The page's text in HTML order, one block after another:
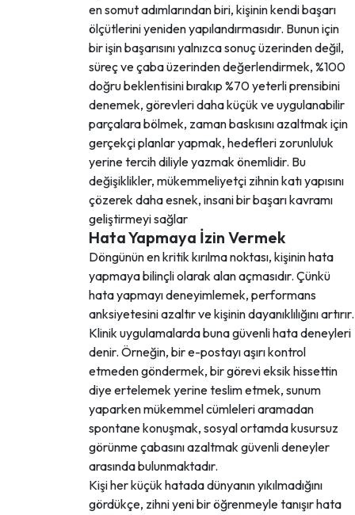
en somut adımlarından biri, kişinin kendi başarı
ölçütlerini yeniden yapılandırmasıdır. Bunun için
bir işin başarısını yalnızca sonuç üzerinden değil,
süreç ve çaba üzerinden değerlendirmek, %100
doğru beklentisini bırakıp %70 yeterli prensibini
denemek, görevleri daha küçük ve uygulanabilir
parçalara bölmek, zaman baskısını azaltmak için
gerçekçi planlar yapmak, hedefleri zorunluluk
yerine tercih diliyle yazmak önemlidir. Bu
değişiklikler, mükemmeliyetçi zihnin katı yapısını
çözerek daha esnek, insani bir başarı kavramı
geliştirmeyi sağlar
Hata Yapmaya İzin Vermek
Döngünün en kritik kırılma noktası, kişinin hata
yapmaya bilinçli olarak alan açmasıdır. Çünkü
hata yapmayı deneyimlemek, performans
anksiyetesini azaltır ve kişinin dayanıklılığını artırır.
Klinik uygulamalarda buna güvenli hata deneyleri
denir. Örneğin, bir e-postayı aşırı kontrol
etmeden göndermek, bir görevi eksik hissettin
diye ertelemek yerine teslim etmek, sunum
yaparken mükemmel cümleleri aramadan
spontane konuşmak, sosyal ortamda kusursuz
görünme çabasını azaltmak güvenli deneyler
arasında bulunmaktadır.
Kişi her küçük hatada dünyanın yıkılmadığını
gördükçe, zihni yeni bir öğrenmeyle tanışır hata